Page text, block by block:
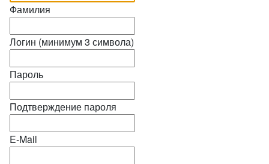
Фамилия
Логин (минимум 3 символа)
Пароль
Подтверждение пароля
E-Mail